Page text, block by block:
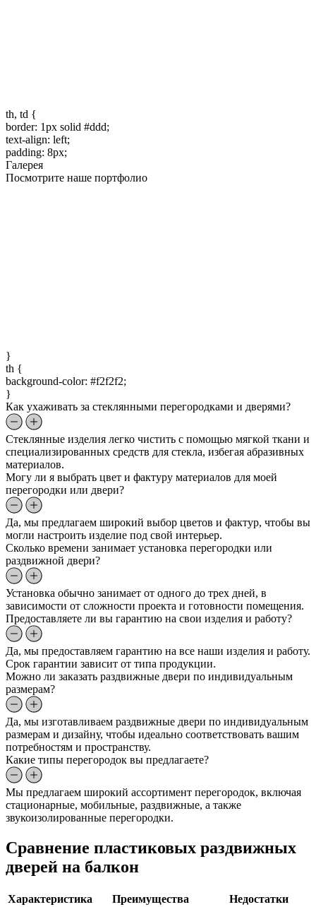
th, td {
border: 1px solid #ddd;
text-align: left;
padding: 8px;
Галерея
Посмотрите наше портфолио
}
th {
background-color: #f2f2f2;
}
Как ухаживать за стеклянными перегородками и дверями?
Стеклянные изделия легко чистить с помощью мягкой ткани и
специализированных средств для стекла, избегая абразивных
материалов.
Могу ли я выбрать цвет и фактуру материалов для моей
перегородки или двери?
Да, мы предлагаем широкий выбор цветов и фактур, чтобы вы
могли настроить изделие под свой интерьер.
Сколько времени занимает установка перегородки или
раздвижной двери?
Установка обычно занимает от одного до трех дней, в
зависимости от сложности проекта и готовности помещения.
Предоставляете ли вы гарантию на свои изделия и работу?
Да, мы предоставляем гарантию на все наши изделия и работу.
Срок гарантии зависит от типа продукции.
Можно ли заказать раздвижные двери по индивидуальным
размерам?
Да, мы изготавливаем раздвижные двери по индивидуальным
размерам и дизайну, чтобы идеально соответствовать вашим
потребностям и пространству.
Какие типы перегородок вы предлагаете?
Мы предлагаем широкий ассортимент перегородок, включая
стационарные, мобильные, раздвижные, а также
звукоизолированные перегородки.
Сравнение пластиковых раздвижных
дверей на балкон
Характеристика Преимущества Недостатки